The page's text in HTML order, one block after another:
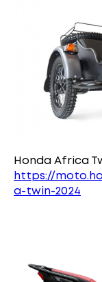
Honda Africa
https://
a-twin-2024